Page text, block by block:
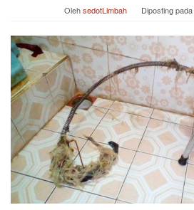
OlehsedotLimbah Diposting pada